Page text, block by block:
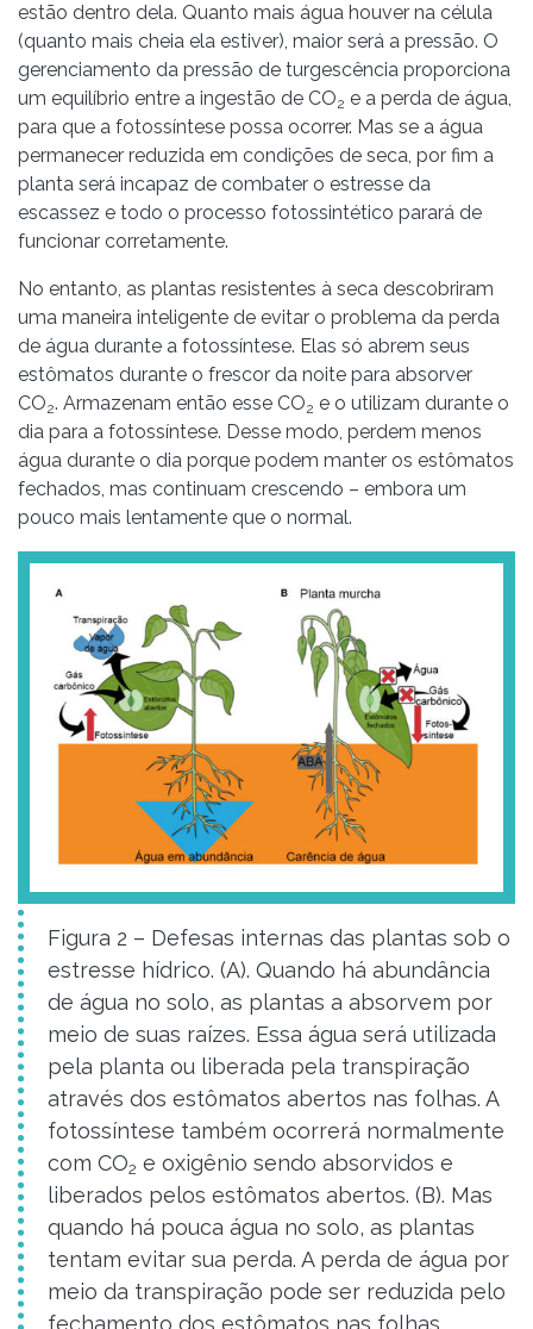
estão dentro dela. Quanto mais água houver na célula
(quanto mais cheia ela estiver), maior será a pressão. O
gerenciamento da pressão de turgescência proporciona
um equilíbrio entre a ingestão de CO2 e a perda de água,
para que a fotossíntese possa ocorrer. Mas se a água
permanecer reduzida em condições de seca, por fim a
planta será incapaz de combater o estresse da
escassez e todo o processo fotossintético parará de
funcionar corretamente.
No entanto, as plantas resistentes à seca descobriram
uma maneira inteligente de evitar o problema da perda
de água durante a fotossíntese. Elas só abrem seus
estômatos durante o frescor da noite para absorver
CO2. Armazenam então esse CO2 e o utilizam durante o
dia para a fotossíntese. Desse modo, perdem menos
água durante o dia porque podem manter os estômatos
fechados, mas continuam crescendo – embora um
pouco mais lentamente que o normal.
Figura 2 – Defesas internas das plantas sob o
estresse hídrico. (A). Quando há abundância
de água no solo, as plantas a absorvem por
meio de suas raízes. Essa água será utilizada
pela planta ou liberada pela transpiração
através dos estômatos abertos nas folhas. A
fotossíntese também ocorrerá normalmente
com CO2 e oxigênio sendo absorvidos e
liberados pelos estômatos abertos. (B). Mas
quando há pouca água no solo, as plantas
tentam evitar sua perda. A perda de água por
meio da transpiração pode ser reduzida pelo
fechamento dos estômatos nas folhas,